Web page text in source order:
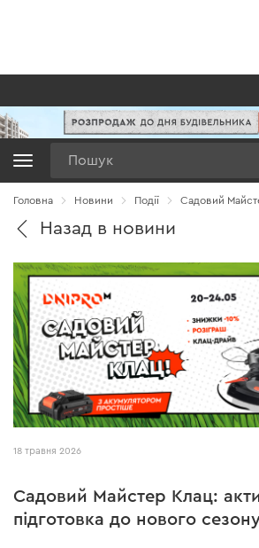
Головна Новини Події Садовий
Назад в новини
18 травня 2026
Садовий Майстер Клац:
підготовка до нового